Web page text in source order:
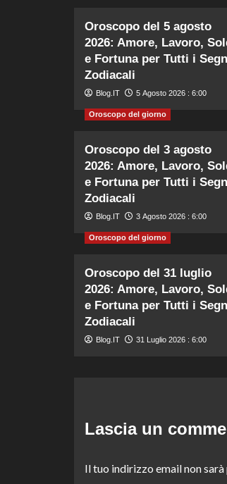
Oroscopo del 5 agosto
2026: Amore, Lavoro,
e Fortuna per Tutti i
Zodiacali
Blog.IT 5 Agosto 2026 : 6:00
Oroscopo del giorno
Oroscopo del 3 agosto
2026: Amore, Lavoro,
e Fortuna per Tutti i
Zodiacali
Blog.IT 3 Agosto 2026 : 6:00
Oroscopo del giorno
Oroscopo del 31 luglio
2026: Amore, Lavoro,
e Fortuna per Tutti i
Zodiacali
Blog.IT 31 Luglio 2026 : 6:00
Lascia un
Il tuo indirizzo email non